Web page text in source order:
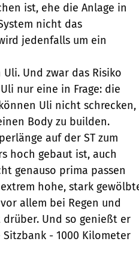
ist, ehe die Anlage in
nicht das
jedenfalls um ein
Und zwar das Risiko
nur eine in Frage: die
Uli nicht schrecken,
Body zu builden.
auf der ST zum
hoch gebaut ist, auch
genauso prima passen
hohe, stark
allem bei Regen und
Und so genießt er
- 1000 Kilometer